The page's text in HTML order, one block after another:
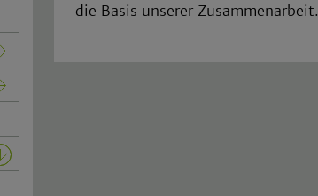
die Basis unserer Zusammenarbeit.